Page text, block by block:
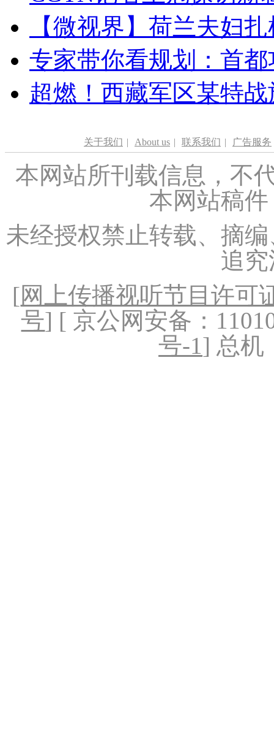
【微视界】荷兰夫妇
专家带你看规划：首
超燃！西藏军区某特
关于我们 | About us | 联系我们 | 广告服务
本网站所刊载信息，不
本网站稿
未经授权禁止转载、摘
追
[网上传播视听节目许可
号] [ 京公网安备：
号-1] 总机